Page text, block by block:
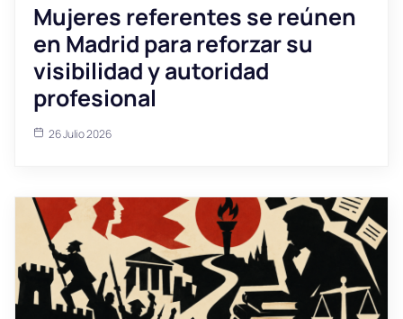
Mujeres referentes se reúnen
en Madrid para reforzar su
visibilidad y autoridad
profesional
26 Julio 2026